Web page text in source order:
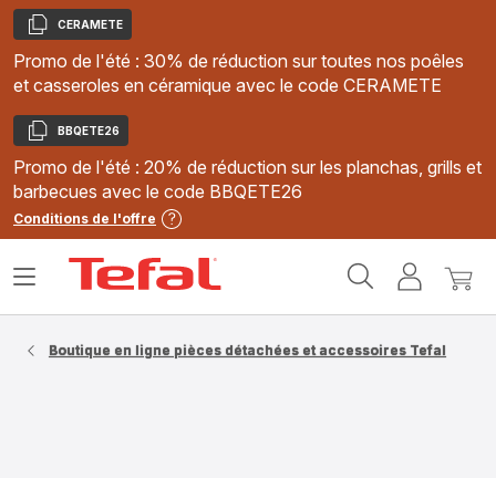
Copier
CERAMETE
Promo de l'été : 30% de réduction sur toutes nos poêles
et casseroles en céramique avec le code CERAMETE
Copier
BBQETE26
Promo de l'été : 20% de réduction sur les planchas, grills et
barbecues avec le code BBQETE26
Conditions de l'offre
MonMon
Ouvrir
Boutique en ligne pièces détachées et accessoires Tefal